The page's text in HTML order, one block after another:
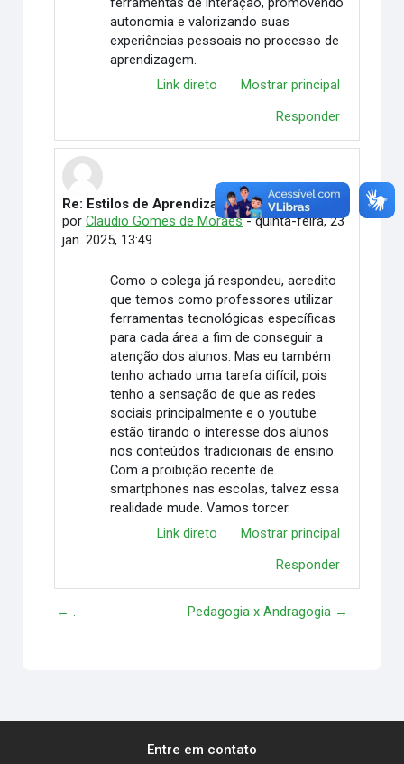
autonomia e valorizando suas
experiências pessoais no processo de
aprendizagem.
Link direto
Mostrar principal
Responder
Em resposta à Vinicius de Souza Moreira
Re: Estilos de Aprendizagem na atualidade
por Claudio Gomes de Moraes-quinta-feira, 23
jan. 2025, 13:49
Como o colega já respondeu, acredito
que temos como professores utilizar
ferramentas tecnológicas específicas
para cada área a fim de conseguir a
atenção dos alunos. Mas eu também
tenho achado uma tarefa difícil, pois
tenho a sensação de que as redes
sociais principalmente e o youtube
estão tirando o interesse dos alunos
nos conteúdos tradicionais de ensino.
Com a proibição recente de
smartphones nas escolas, talvez essa
realidade mude. Vamos torcer.
Link direto
Mostrar principal
Responder
← . Pedagogia x Andragogia →
Entre em contato